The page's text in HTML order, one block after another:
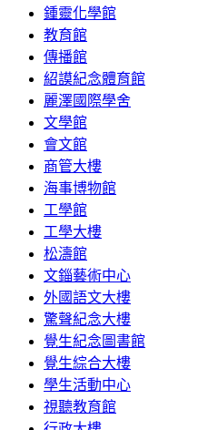
鍾靈化學館
教育館
傳播館
紹謨紀念體育館
麗澤國際學舍
文學館
會文館
商管大樓
海事博物館
工學館
工學大樓
松濤館
文錙藝術中心
外國語文大樓
驚聲紀念大樓
覺生紀念圖書館
覺生綜合大樓
學生活動中心
視聽教育館